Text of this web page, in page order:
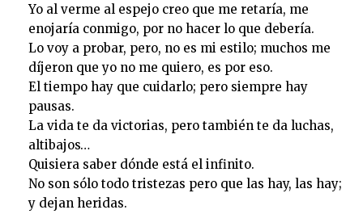
Yo al verme al espejo creo que me retaría, me
enojaría conmigo, por no hacer lo que debería.
Lo voy a probar, pero, no es mi estilo; muchos me
díjeron que yo no me quiero, es por eso.
El tiempo hay que cuidarlo; pero siempre hay
pausas.
La vida te da victorias, pero también te da luchas,
altibajos…
Quisiera saber dónde está el infinito.
No son sólo todo tristezas pero que las hay, las hay;
y dejan heridas.